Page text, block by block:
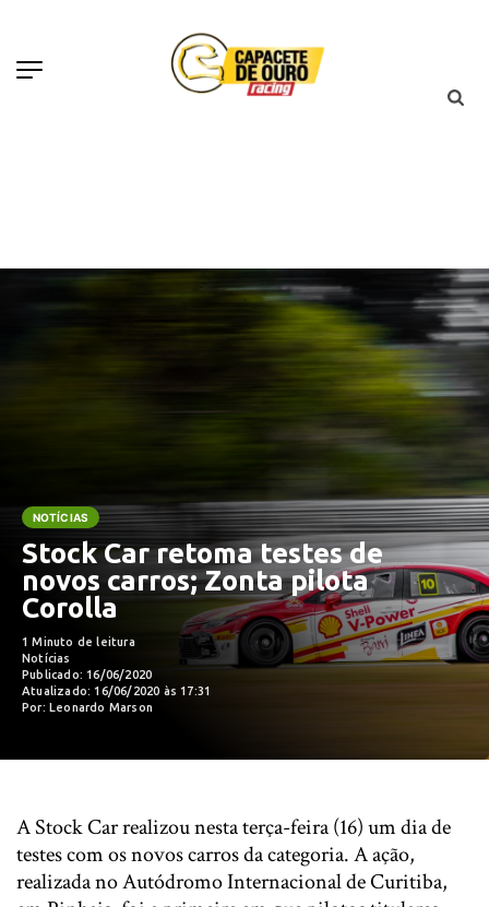
NOTÍCIAS
Stock Car retoma testes de
novos carros; Zonta pilota
Corolla
1 Minuto de leitura
Notícias
Publicado: 16/06/2020
Atualizado: 16/06/2020 às 17:31
Por: Leonardo Marson
A Stock Car realizou nesta terça-feira (16) um dia de
testes com os novos carros da categoria. A ação,
realizada no Autódromo Internacional de Curitiba,